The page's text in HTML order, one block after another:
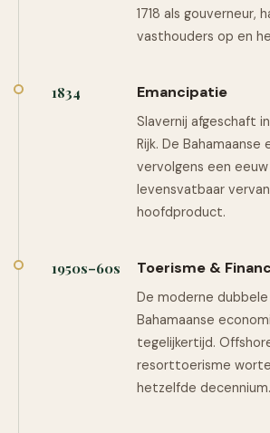
1718 als gouverneur,
vasthouders op en
1834 Emancipatie
Slavernij afgeschaft
Rijk. De Bahamaanse
vervolgens een eeuw
levensvatbaar
hoofdproduct.
1950s–60s Toerisme &
De moderne dubbele
Bahamaanse
tegelijkertijd.
resorttoerisme
hetzelfde decennium.